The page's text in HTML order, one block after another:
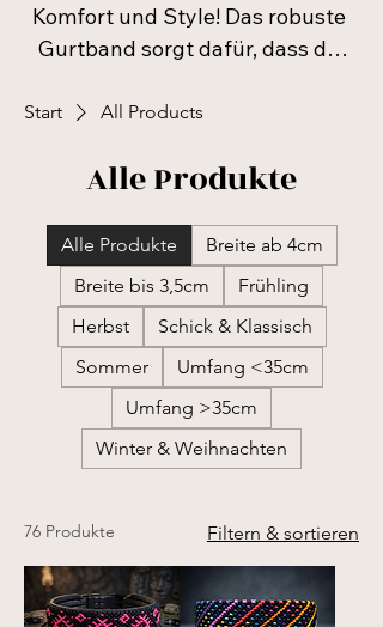
Komfort und Style! Das robuste
Gurtband sorgt dafür, dass du
während das weiche Polster für
sorgt, sodass es ihren Liebling im
einschränkt.
Wähle zwischen einer schicken
Leder- oder einer wasserfesten
Biothane-Schnalle – perfekt für
die kleinen Wasserratten, die
gerne planschen! Und für den
besonderen Kick sorgt das
Halsband einen einzigartigen
Look verleiht.
Start All Products
Alle Produkte
Alle Produkte
Breite ab 4cm
Breite bis 3,5cm
Frühling
Herbst
Schick & Klassisch
Sommer
Umfang <35cm
Umfang >35cm
Winter & Weihnachten
76 Produkte Filtern & sortieren